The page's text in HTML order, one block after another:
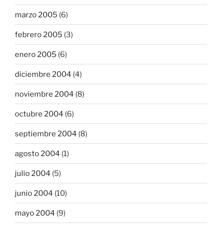
marzo 2005 (6)
febrero 2005 (3)
enero 2005 (6)
diciembre 2004 (4)
noviembre 2004 (8)
octubre 2004 (6)
septiembre 2004 (8)
agosto 2004 (1)
julio 2004 (5)
junio 2004 (10)
mayo 2004 (9)